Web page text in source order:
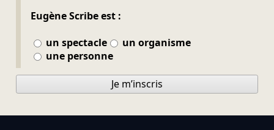
Eugène Scribe est :
un spectacle
un organisme
une personne
Je m’inscris